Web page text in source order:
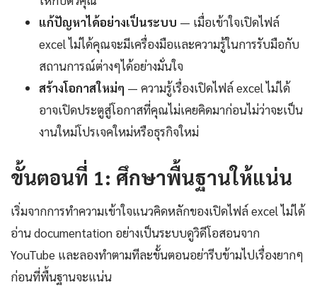
แก้ปัญหาได้อย่างเป็นระบบ — เมื่อเข้าใจเปิดไฟล์
excel ไม่ได้คุณจะมีเครื่องมือและความรู้ในการรับมือกับ
สถานการณ์ต่างๆได้อย่างมั่นใจ
สร้างโอกาสใหม่ๆ — ความรู้เรื่องเปิดไฟล์ excel ไม่ได้
อาจเปิดประตูสู่โอกาสที่คุณไม่เคยคิดมาก่อนไม่ว่าจะเป็น
งานใหม่โปรเจคใหม่หรือธุรกิจใหม่
ขั้นตอนที่ 1: ศึกษาพื้นฐานให้แน่น
เริ่มจากการทำความเข้าใจแนวคิดหลักของเปิดไฟล์ excel ไม่ได้
อ่าน documentation อย่างเป็นระบบดูวิดีโอสอนจาก
YouTube และลองทำตามทีละขั้นตอนอย่ารีบข้ามไปเรื่องยากๆ
ก่อนที่พื้นฐานจะแน่น